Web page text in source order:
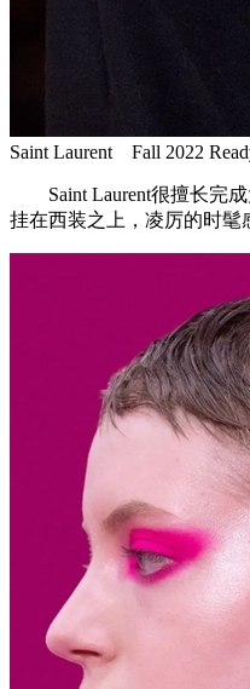
Saint Laurent Fall 2022
Saint Laurent很擅长完成
挂在西装之上，凌厉的时髦